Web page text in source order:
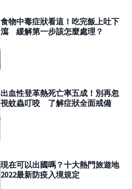
食物中毒症狀看這！吃完飯上吐下
瀉 緩解第一步該怎麼處理？
出血性登革熱死亡率五成！別再忽
視蚊蟲叮咬 了解症狀全面戒備
現在可以出國嗎？十大熱門旅遊地
2022最新防疫入境規定